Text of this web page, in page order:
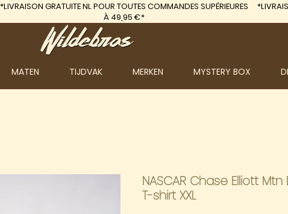
MATEN TIJDVAK MERKEN MYSTERY BOX
*LIVRAISON GRATUITENL POUR TOUTES COMMANDES SUPÉRIEURES
À 49,95 €*
NASCAR Chase Elliott
T-shirt XXL